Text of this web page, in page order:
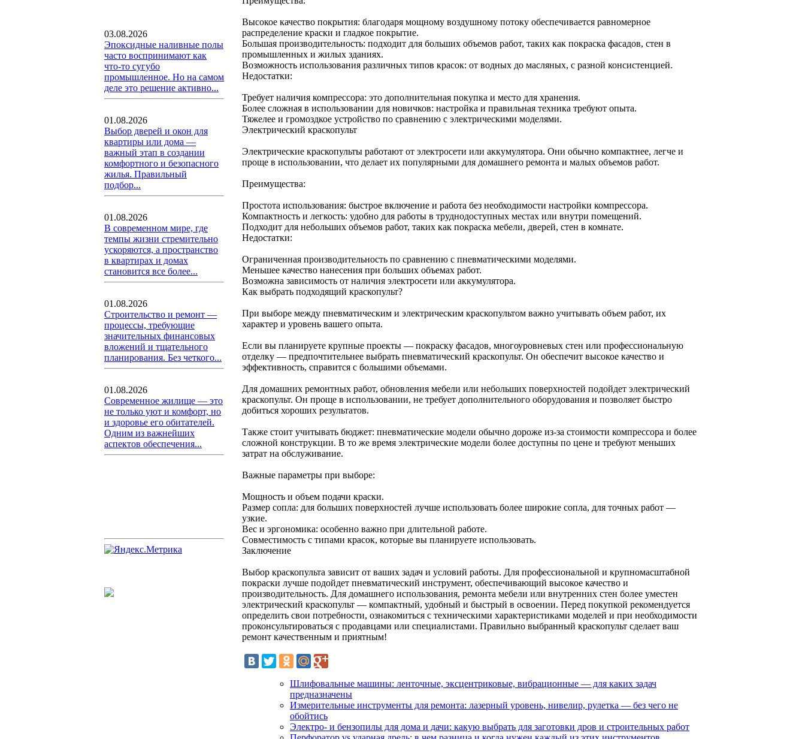
03.08.2026
Эпоксидные наливные полы
часто воспринимают как
что-то сугубо
промышленное. Но на самом
деле это решение активно...
01.08.2026
Выбор дверей и окон для
квартиры или дома —
важный этап в создании
комфортного и безопасного
жилья. Правильный
подбор...
01.08.2026
В современном мире, где
темпы жизни стремительно
ускоряются, а пространство
в квартирах и домах
становится все более...
01.08.2026
Строительство и ремонт —
процессы, требующие
значительных финансовых
вложений и тщательного
планирования. Без четкого...
01.08.2026
Современное жилище — это
не только уют и комфорт, но
и здоровье его обитателей.
Одним из важнейших
аспектов обеспечения...
Высокое качество покрытия: благодаря мощному воздушному потоку обеспечивается равномерное
распределение краски и гладкое покрытие.
Большая производительность: подходит для больших объемов работ, таких как покраска фасадов, стен в
промышленных и жилых зданиях.
Возможность использования различных типов красок: от водных до масляных, с разной консистенцией.
Недостатки:
Требует наличия компрессора: это дополнительная покупка и место для хранения.
Более сложная в использовании для новичков: настройка и правильная техника требуют опыта.
Тяжелее и громоздкое устройство по сравнению с электрическими моделями.
Электрический краскопульт
Электрические краскопульты работают от электросети или аккумулятора. Они обычно компактнее, легче и
проще в использовании, что делает их популярными для домашнего ремонта и малых объемов работ.
Преимущества:
Простота использования: быстрое включение и работа без необходимости настройки компрессора.
Компактность и легкость: удобно для работы в труднодоступных местах или внутри помещений.
Подходит для небольших объемов работ, таких как покраска мебели, дверей, стен в комнате.
Недостатки:
Ограниченная производительность по сравнению с пневматическими моделями.
Меньшее качество нанесения при больших объемах работ.
Возможна зависимость от наличия электросети или аккумулятора.
Как выбрать подходящий краскопульт?
При выборе между пневматическим и электрическим краскопультом важно учитывать объем работ, их
характер и уровень вашего опыта.
Если вы планируете крупные проекты — покраску фасадов, многоуровневых стен или профессиональную
отделку — предпочтительнее выбрать пневматический краскопульт. Он обеспечит высокое качество и
эффективность, справится с большими объемами.
Для домашних ремонтных работ, обновления мебели или небольших поверхностей подойдет электрический
краскопульт. Он проще в использовании, не требует дополнительного оборудования и позволяет быстро
добиться хороших результатов.
Также стоит учитывать бюджет: пневматические модели обычно дороже из-за стоимости компрессора и более
сложной конструкции. В то же время электрические модели более доступны по цене и требуют меньших
затрат на обслуживание.
Важные параметры при выборе:
Мощность и объем подачи краски.
Размер сопла: для больших поверхностей лучше использовать более широкие сопла, для точных работ —
узкие.
Вес и эргономика: особенно важно при длительной работе.
Совместимость с типами красок, которые вы планируете использовать.
Заключение
Выбор краскопульта зависит от ваших задач и условий работы. Для профессиональной и крупномасштабной
покраски лучше подойдет пневматический инструмент, обеспечивающий высокое качество и
производительность. Для домашнего использования, ремонта мебели или внутренних стен более уместен
электрический краскопульт — компактный, удобный и быстрый в освоении. Перед покупкой рекомендуется
определить свои потребности, ознакомиться с техническими характеристиками моделей и при необходимости
проконсультироваться с продавцами или специалистами. Правильно выбранный краскопульт сделает ваш
ремонт качественным и приятным!
Шлифовальные машины: ленточные, эксцентриковые, вибрационные — для каких задач
предназначены
Измерительные инструменты для ремонта: лазерный уровень, нивелир, рулетка — без чего не
обойтись
Электро- и бензопилы для дома и дачи: какую выбрать для заготовки дров и строительных работ